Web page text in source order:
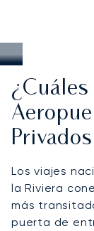
Los viajes
la Riviera
más
puerta de